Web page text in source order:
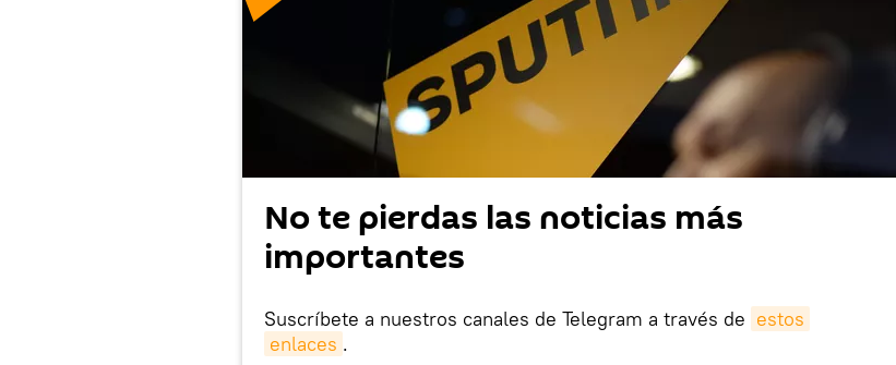
No te pierdas las noticias más
importantes
Suscríbete a nuestros canales de Telegram a través de estos
enlaces .